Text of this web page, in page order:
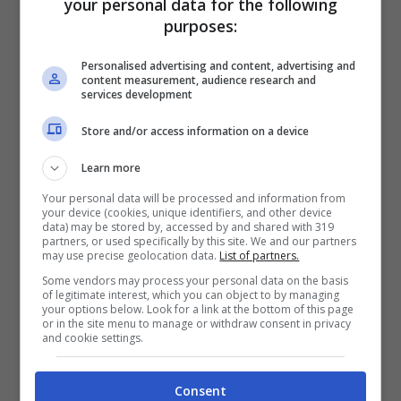
Il Conte Manfredi Della Gherardesca (Screenshot da
Facebook)
Il fratello di Gaddo e Sibilla era sposato
con Dora Lowenstein, dal loro matrimonio
your personal data for the following
purposes:
Personalised advertising and content, advertising and
content measurement, audience research and
services development
Store and/or access information on a device
Learn more
Your personal data will be processed and information from
your device (cookies, unique identifiers, and other device
data) may be stored by, accessed by and shared with 319
partners, or used specifically by this site. We and our partners
may use precise geolocation data. List of partners.
Some vendors may process your personal data on the basis
of legitimate interest, which you can object to by managing
your options below. Look for a link at the bottom of this page
or in the site menu to manage or withdraw consent in privacy
and cookie settings.
Consent